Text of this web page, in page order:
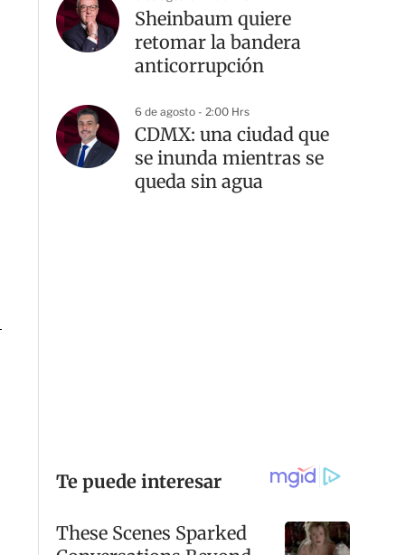
Sheinbaum quiere
retomar la bandera
anticorrupción
6 de agosto - 2:00 Hrs
CDMX: una ciudad que
se inunda mientras se
queda sin agua